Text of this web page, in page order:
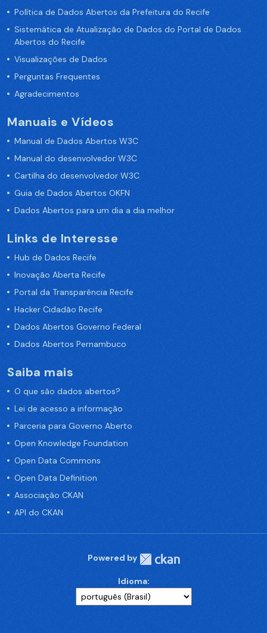
Política de Dados Abertos da Prefeitura do Recife
Sistemática de Atualização de Dados do Portal de Dados
Abertos do Recife
Visualizações de Dados
Perguntas Frequentes
Agradecimentos
Manuais e Vídeos
Manual de Dados Abertos W3C
Manual do desenvolvedor W3C
Cartilha do desenvolvedor W3C
Guia de Dados Abertos OKFN
Dados Abertos para um dia a dia melhor
Links de Interesse
Hub de Dados Recife
Inovação Aberta Recife
Portal da Transparência Recife
Hacker Cidadão Recife
Dados Abertos Governo Federal
Dados Abertos Pernambuco
Saiba mais
O que são dados abertos?
Lei de acesso a informação
Parceria para Governo Aberto
Open Knowledge Foundation
Open Data Commons
Open Data Definition
Associação CKAN
API do CKAN
Powered by
Idioma